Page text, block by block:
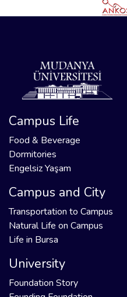
Campus Life
Food & Beverage
Dormitories
Engelsiz Yaşam
Campus and City
Transportation to Campus
Natural Life on Campus
Life in Bursa
University
Foundation Story